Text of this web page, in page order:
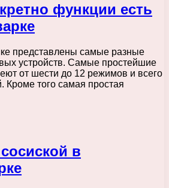
функции есть
представлены самые разные
устройств. Самые простейшие
от шести до 12 режимов и всего
Кроме того самая простая
в